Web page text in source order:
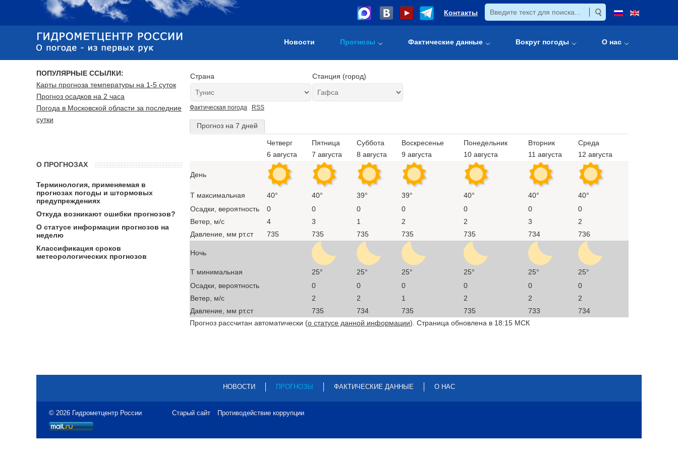
Контакты
Новости Прогнозы Фактические данные Вокруг погоды О нас
Страна Станция (город)
Фактическая погода RSS
Прогноз на 7 дней
Четверг
6 августа
Пятница
7 августа
Суббота
8 августа
Воскресенье
9 августа
Понедельник
10 августа
Вторник
11 августа
Среда
12 августа
День
T максимальная 40° 40° 39° 39° 40° 40°
40°
Осадки, вероятность
0 0 0 0 0 0
0
Ветер, м/с
4 3 1 2 2 3
2
Давление, мм рт.ст
735 735 735 735 735 734 736
Ночь
T минимальная 25° 25° 25° 25° 25°
25°
Осадки, вероятность
0 0 0 0 0
0
Ветер, м/с
2 2 1 2 2
2
Давление, мм рт.ст
735 734 735 735 733
734
Прогноз рассчитан автоматически (о статусе данной информации). Страница обновлена в 18:15 МСК
ПОПУЛЯРНЫЕ ССЫЛКИ:
Карты прогноза температуры на 1-5 суток
Прогноз осадков на 2 часа
Погода в Московской области за последние
сутки
О ПРОГНОЗАХ
Терминология, применяемая в
прогнозах погоды и штормовых
предупреждениях
Откуда возникают ошибки прогнозов?
О статусе информации прогнозов на
неделю
Классификация сроков
метеорологических прогнозов
НОВОСТИ ПРОГНОЗЫ ФАКТИЧЕСКИЕ ДАННЫЕ О НАС
© 2026 Гидрометцентр России Старый сайт Противодействие коррупции